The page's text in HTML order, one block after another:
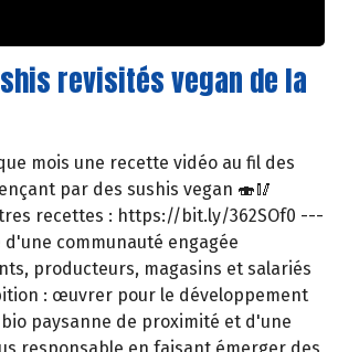
revisités vegan de la
mois une recette vidéo au fil des
par des sushis vegan 🍣🥢
recettes : https://bit.ly/362SOf0 ---
d'une communauté engagée
producteurs, magasins et salariés
: œuvrer pour le développement
paysanne de proximité et d'une